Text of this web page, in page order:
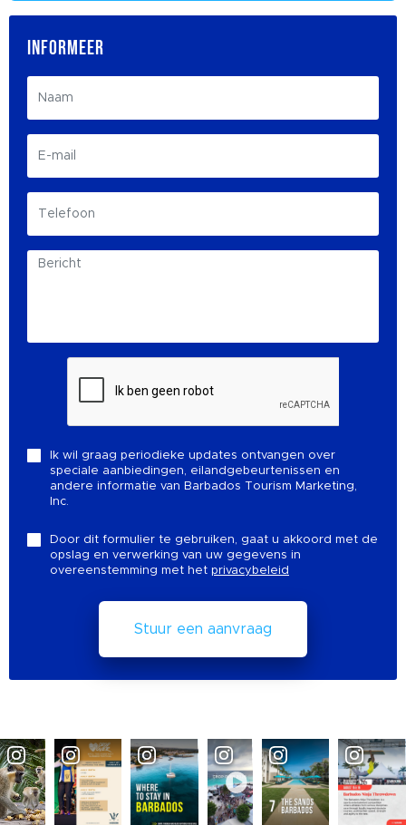
INFORMEER
Ik wil graag periodieke updates ontvangen over
speciale aanbiedingen, eilandgebeurtenissen en
andere informatie van Barbados Tourism Marketing,
Inc.
Door dit formulier te gebruiken, gaat u akkoord met de
opslag en verwerking van uw gegevens in
overeenstemming met het privacybeleid